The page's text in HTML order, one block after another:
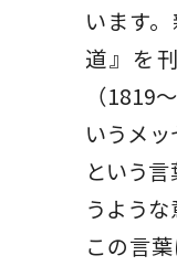
います
道』を
（1819
いうメ
という
うよう
この言